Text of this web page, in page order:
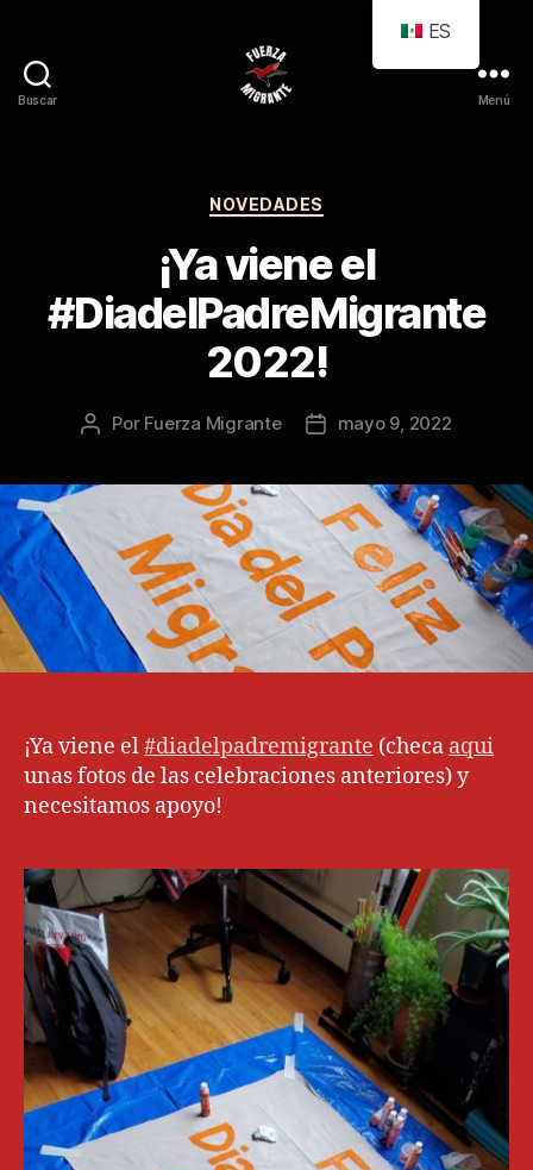
Buscar Menú
Categorías
NOVEDADES
¡Ya viene el
#DiadelPadreMigrante
2022!
Autor
publicación
Por Fuerza Migrante
Fecha
publicación
mayo 9, 2022
¡Ya viene el#diadelpadremigrante (checa aqui
unas fotos de las celebraciones anteriores) y
necesitamos apoyo!
ES